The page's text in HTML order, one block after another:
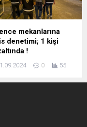
mekanlarına
denetimi; 1 kişi
!
0 55